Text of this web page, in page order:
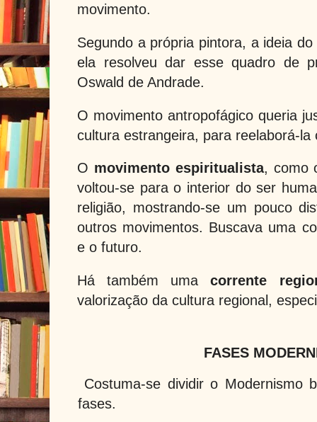
movimento.
Segundo a própria pintora, a ideia
ela resolveu dar esse quadro de
Oswald de Andrade.
O movimento antropofágico queria
cultura estrangeira, para reelaborá-la
O movimento espiritualista, como
voltou-se para o interior do ser
religião, mostrando-se um pouco
outros movimentos. Buscava uma
e o futuro.
Há também umacorrente
valorização da cultura regional,
FASES
Costuma-se dividir o Modernismo
fases.